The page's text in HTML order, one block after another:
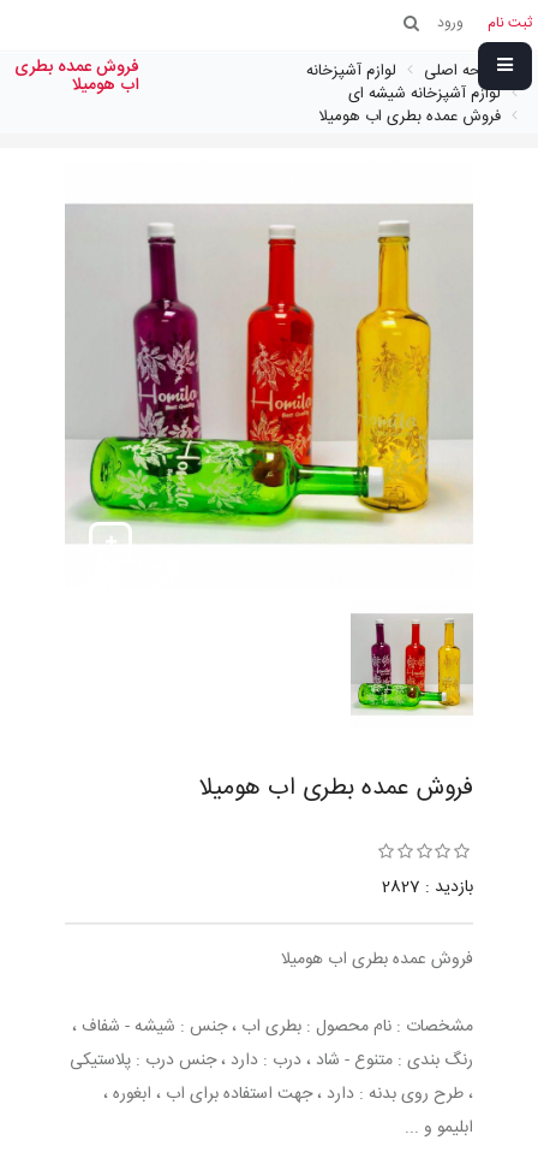
ثبت نام ورود
صفحه اصلی
لوازم آشپزخانه
لوازم آشپزخانه شیشه ای
فروش عمده بطری اب هومیلا
فروش عمده بطری
اب هومیلا
فروش عمده بطری اب هومیلا
بازدید : 2827
فروش عمده بطری اب هومیلا
مشخصات : نام محصول : بطری اب ، جنس : شیشه - شفاف ،
رنگ بندی : متنوع - شاد ، درب : دارد ، جنس درب : پلاستیکی
، طرح روی بدنه : دارد ، جهت استفاده برای اب ، ابغوره ،
ابلیمو و ...